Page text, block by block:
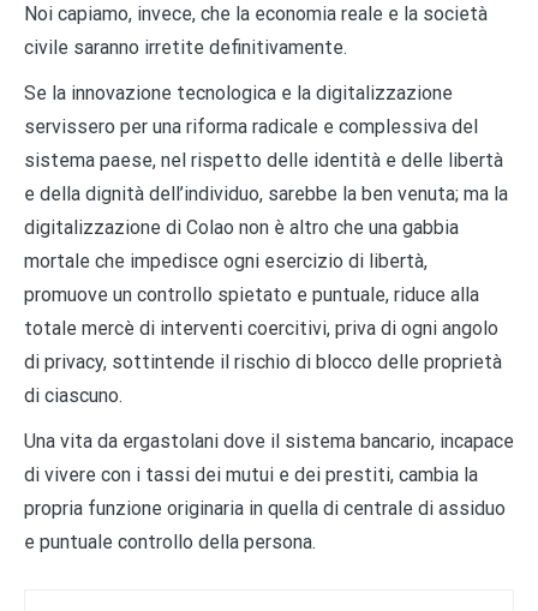
Noi capiamo, invece, che la economia reale e la società
civile saranno irretite definitivamente.
Se la innovazione tecnologica e la digitalizzazione
servissero per una riforma radicale e complessiva del
sistema paese, nel rispetto delle identità e delle libertà
e della dignità dell’individuo, sarebbe la ben venuta; ma la
digitalizzazione di Colao non è altro che una gabbia
mortale che impedisce ogni esercizio di libertà,
promuove un controllo spietato e puntuale, riduce alla
totale mercè di interventi coercitivi, priva di ogni angolo
di privacy, sottintende il rischio di blocco delle proprietà
di ciascuno.
Una vita da ergastolani dove il sistema bancario, incapace
di vivere con i tassi dei mutui e dei prestiti, cambia la
propria funzione originaria in quella di centrale di assiduo
e puntuale controllo della persona.